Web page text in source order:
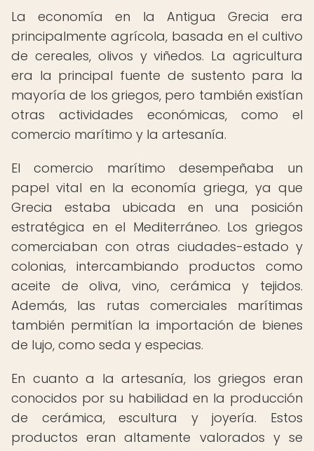
La economía en la Antigua Grecia era
principalmente agrícola, basada en el cultivo
de cereales, olivos y viñedos. La agricultura
era la principal fuente de sustento para la
mayoría de los griegos, pero también existían
otras actividades económicas, como el
comercio marítimo y la artesanía.
El comercio marítimo desempeñaba un
papel vital en la economía griega, ya que
Grecia estaba ubicada en una posición
estratégica en el Mediterráneo. Los griegos
comerciaban con otras ciudades-estado y
colonias, intercambiando productos como
aceite de oliva, vino, cerámica y tejidos.
Además, las rutas comerciales marítimas
también permitían la importación de bienes
de lujo, como seda y especias.
En cuanto a la artesanía, los griegos eran
conocidos por su habilidad en la producción
de cerámica, escultura y joyería. Estos
productos eran altamente valorados y se